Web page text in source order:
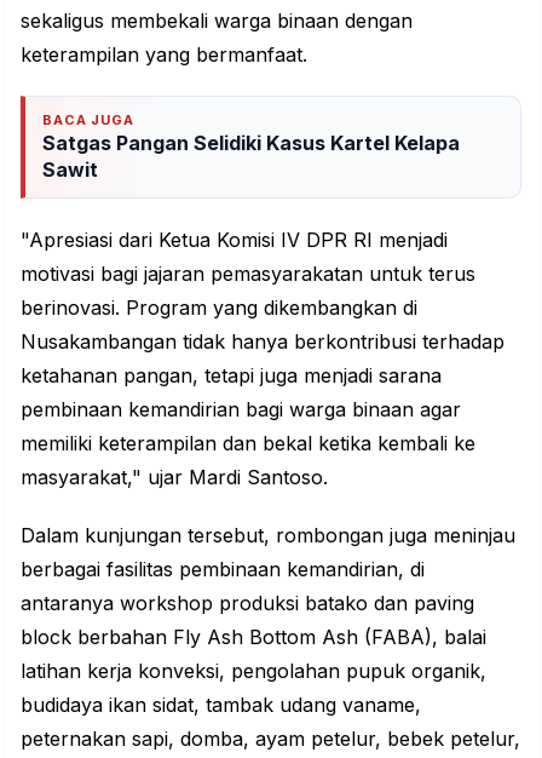
sekaligus membekali warga binaan dengan
keterampilan yang bermanfaat.
BACA JUGA
Satgas Pangan Selidiki Kasus Kartel Kelapa
Sawit
"Apresiasi dari Ketua Komisi IV DPR RI menjadi
motivasi bagi jajaran pemasyarakatan untuk terus
berinovasi. Program yang dikembangkan di
Nusakambangan tidak hanya berkontribusi terhadap
ketahanan pangan, tetapi juga menjadi sarana
pembinaan kemandirian bagi warga binaan agar
memiliki keterampilan dan bekal ketika kembali ke
masyarakat," ujar Mardi Santoso.
Dalam kunjungan tersebut, rombongan juga meninjau
berbagai fasilitas pembinaan kemandirian, di
antaranya workshop produksi batako dan paving
block berbahan Fly Ash Bottom Ash (FABA), balai
latihan kerja konveksi, pengolahan pupuk organik,
budidaya ikan sidat, tambak udang vaname,
peternakan sapi, domba, ayam petelur, bebek petelur,